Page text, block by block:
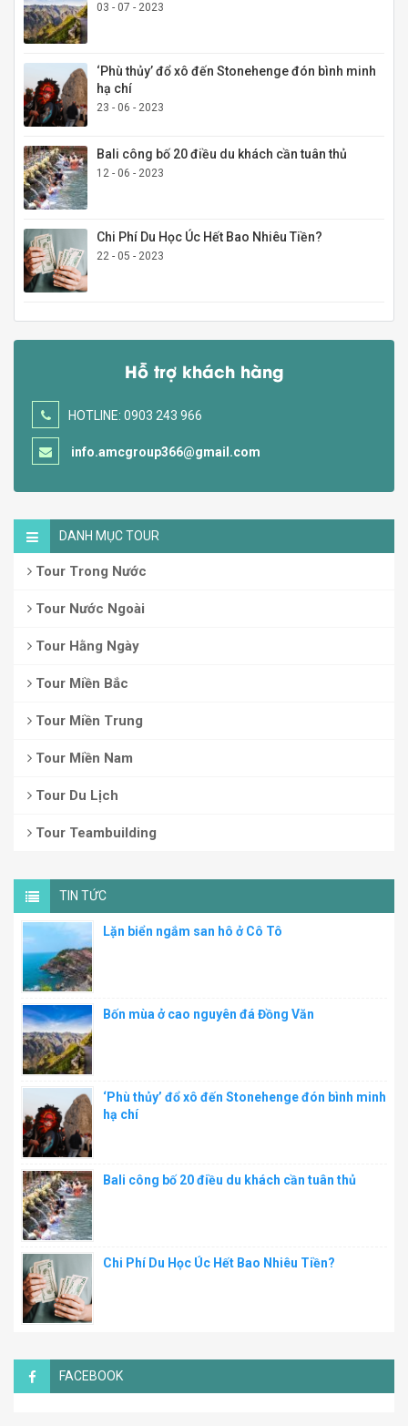
03 - 07 - 2023
‘Phù thủy’ đổ xô đến Stonehenge đón bình minh
hạ chí
23 - 06 - 2023
Bali công bố 20 điều du khách cần tuân thủ
12 - 06 - 2023
Chi Phí Du Học Úc Hết Bao Nhiêu Tiền?
22 - 05 - 2023
Hỗ trợ khách hàng
HOTLINE: 0903 243 966
info.amcgroup366@gmail.com
DANH MỤC TOUR
Tour Trong Nước
Tour Nước Ngoài
Tour Hằng Ngày
Tour Miền Bắc
Tour Miền Trung
Tour Miền Nam
Tour Du Lịch
Tour Teambuilding
TIN TỨC
Lặn biển ngắm san hô ở Cô Tô
Bốn mùa ở cao nguyên đá Đồng Văn
‘Phù thủy’ đổ xô đến Stonehenge đón bình minh
hạ chí
Bali công bố 20 điều du khách cần tuân thủ
Chi Phí Du Học Úc Hết Bao Nhiêu Tiền?
FACEBOOK